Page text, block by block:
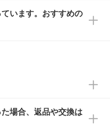
スタッフ宛にメール
に関する詳細は、
は、担当スタッフが
軽にご相談くださ
。
きのイラスト、写真
ーデータに変換し
います。おすすめの
タッフがお客様の
し、印刷色をご提
ーなど濃色の場合は
すめしておりま
で、土日祝日はお
・お問い合わせ
場合、返品や交換は